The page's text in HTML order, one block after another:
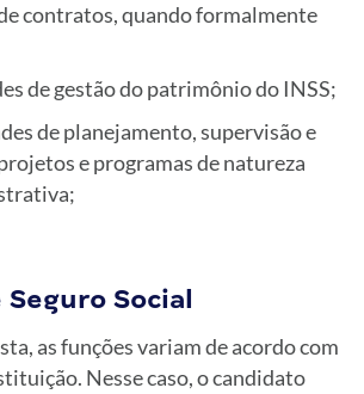
contratos, quando formalmente
de gestão do patrimônio do INSS;
de planejamento, supervisão e
e programas de natureza
Social
as funções variam de acordo com
Nesse caso, o candidato